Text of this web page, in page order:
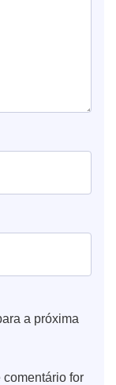
a próxima
comentário for